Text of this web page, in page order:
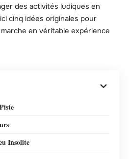
des activités ludiques en
cinq idées originales pour
en véritable expérience
Insolite